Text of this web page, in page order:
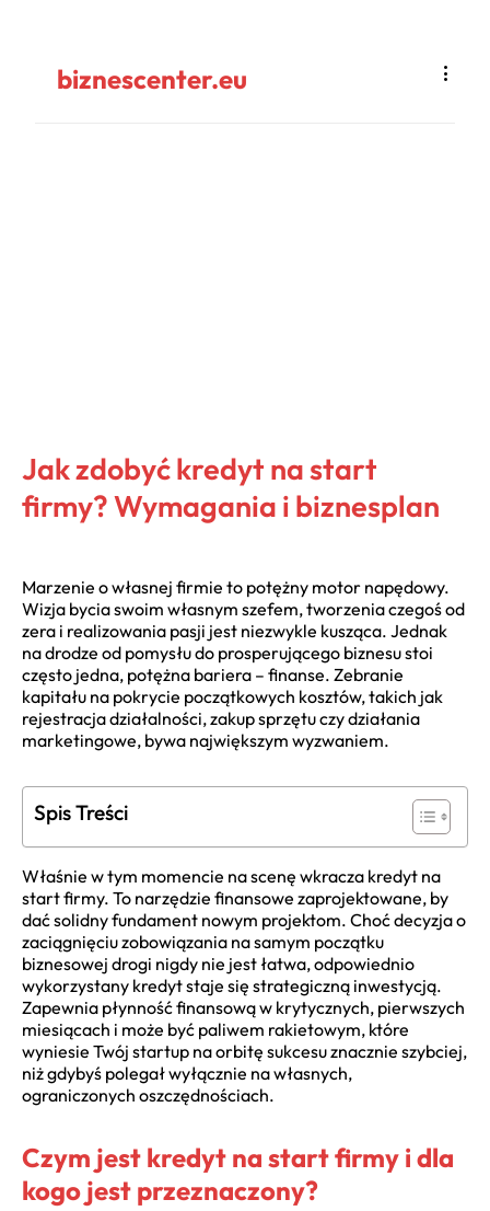
biznescenter.eu
Jak zdobyć kredyt na start
firmy? Wymagania i biznesplan
Marzenie o własnej firmie to potężny motor napędowy.
Wizja bycia swoim własnym szefem, tworzenia czegoś od
zera i realizowania pasji jest niezwykle kusząca. Jednak
na drodze od pomysłu do prosperującego biznesu stoi
często jedna, potężna bariera – finanse. Zebranie
kapitału na pokrycie początkowych kosztów, takich jak
rejestracja działalności, zakup sprzętu czy działania
marketingowe, bywa największym wyzwaniem.
Spis Treści
Właśnie w tym momencie na scenę wkracza kredyt na
start firmy. To narzędzie finansowe zaprojektowane, by
dać solidny fundament nowym projektom. Choć decyzja o
zaciągnięciu zobowiązania na samym początku
biznesowej drogi nigdy nie jest łatwa, odpowiednio
wykorzystany kredyt staje się strategiczną inwestycją.
Zapewnia płynność finansową w krytycznych, pierwszych
miesiącach i może być paliwem rakietowym, które
wyniesie Twój startup na orbitę sukcesu znacznie szybciej,
niż gdybyś polegał wyłącznie na własnych,
ograniczonych oszczędnościach.
Czym jest kredyt na start firmy i dla
kogo jest przeznaczony?